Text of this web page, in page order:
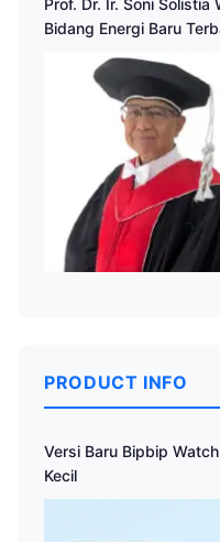
Prof. Dr. Ir. Soni
Bidang Energi Baru
PRODUCT INFO
Versi Baru Bipbip
Kecil